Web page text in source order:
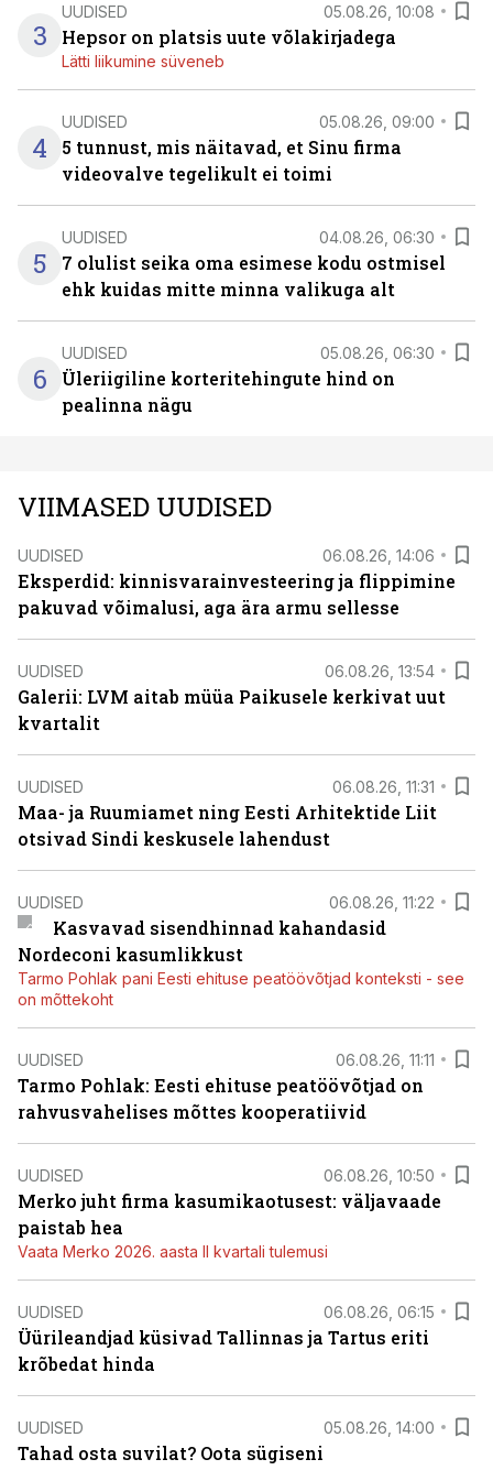
3
UUDISED 05.08.26, 10:08
Hepsor on platsis uute võlakirjadega
Lätti liikumine süveneb
4
UUDISED 05.08.26, 09:00
5 tunnust, mis näitavad, et Sinu firma
videovalve tegelikult ei toimi
5
UUDISED 04.08.26, 06:30
7 olulist seika oma esimese kodu ostmisel
ehk kuidas mitte minna valikuga alt
6
UUDISED 05.08.26, 06:30
Üleriigiline korteritehingute hind on
pealinna nägu
VIIMASED UUDISED
UUDISED 06.08.26, 14:06
Eksperdid: kinnisvarainvesteering ja flippimine
pakuvad võimalusi, aga ära armu sellesse
UUDISED 06.08.26, 13:54
Galerii: LVM aitab müüa Paikusele kerkivat uut
kvartalit
UUDISED 06.08.26, 11:31
Maa- ja Ruumiamet ning Eesti Arhitektide Liit
otsivad Sindi keskusele lahendust
UUDISED 06.08.26, 11:22
Kasvavad sisendhinnad kahandasid
Nordeconi kasumlikkust
Tarmo Pohlak pani Eesti ehituse peatöövõtjad konteksti - see
on mõttekoht
UUDISED 06.08.26, 11:11
Tarmo Pohlak: Eesti ehituse peatöövõtjad on
rahvusvahelises mõttes kooperatiivid
UUDISED 06.08.26, 10:50
Merko juht firma kasumikaotusest: väljavaade
paistab hea
Vaata Merko 2026. aasta II kvartali tulemusi
UUDISED 06.08.26, 06:15
Üürileandjad küsivad Tallinnas ja Tartus eriti
krõbedat hinda
UUDISED 05.08.26, 14:00
Tahad osta suvilat? Oota sügiseni